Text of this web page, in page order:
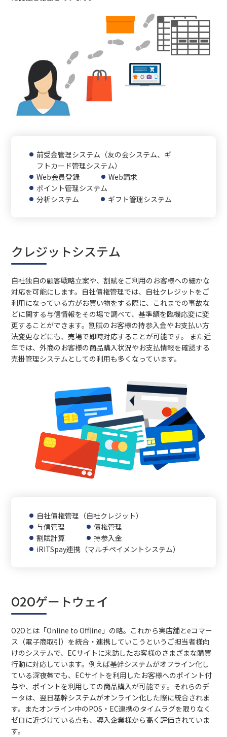
前受金管理システム（友の会システム、ギ
フトカード管理システム）
Web会員登録
Web請求
ポイント管理システム
分析システム
ギフト管理システム
クレジットシステム
自社独自の顧客戦略立案や、割賦をご利用のお客様への細かな
対応を可能にします。自社債権管理では、自社クレジットをご
利用になっている方がお買い物をする際に、これまでの事故な
どに関する与信情報をその場で調べて、基準額を臨機応変に変
更することができます。割賦のお客様の持参入金やお支払い方
法変更などにも、売場で即時対応することが可能です。 また近
年では、外商のお客様の商品購入状況やお支払情報を確認する
売掛管理システムとしての利用も多くなっています。
自社債権管理（自社クレジット）
与信管理
債権管理
割賦計算
持参入金
iRITSpay連携（マルチペイメントシステム）
O2Oゲートウェイ
O2Oとは「Online to Offline」の略。これから実店舗とeコマー
ス（電子商取引）を統合・連携していこうというご担当者様向
けのシステムで、ECサイトに来訪したお客様のさまざまな購買
行動に対応しています。例えば基幹システムがオフライン化し
ている深夜帯でも、ECサイトを利用したお客様へのポイント付
与や、ポイントを利用しての商品購入が可能です。それらのデ
ータは、翌日基幹システムがオンライン化した際に統合されま
す。またオンライン中のPOS・EC連携のタイムラグを限りなく
ゼロに近づけている点も、導入企業様から高く評価されていま
す。